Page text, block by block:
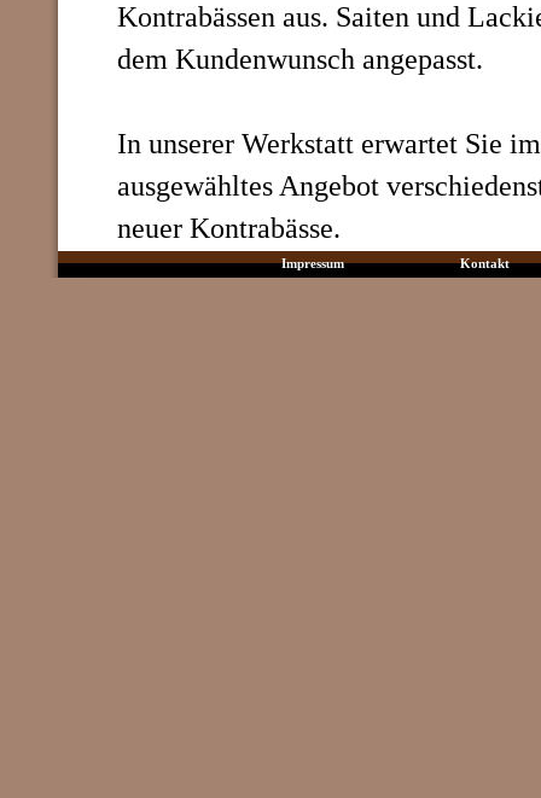
Kontrabässen aus. Saiten und
dem Kundenwunsch angepasst.
In unserer Werkstatt erwartet Sie
ausgewähltes Angebot
neuer Kontrabässe.
Impressum
Kontakt